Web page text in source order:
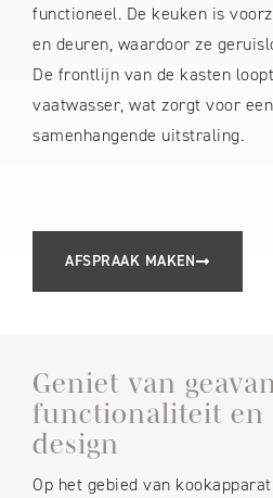
functioneel. De keuken is
en deuren, waardoor ze
De frontlijn van de kasten
vaatwasser, wat zorgt voor
samenhangende uitstraling.
AFSPRAAK MAKEN
Geniet van
functionaliteit en
design
Op het gebied van